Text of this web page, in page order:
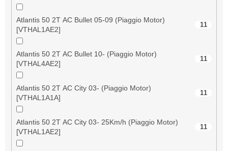
Atlantis 50 2T AC Bullet 05-09 (Piaggio Motor)
[VTHAL1AE2]
11
Atlantis 50 2T AC Bullet 10- (Piaggio Motor)
[VTHAL4AE2]
11
Atlantis 50 2T AC City 03- (Piaggio Motor)
[VTHAL1A1A]
11
Atlantis 50 2T AC City 03- 25Km/h (Piaggio Motor)
[VTHAL1AE2]
11